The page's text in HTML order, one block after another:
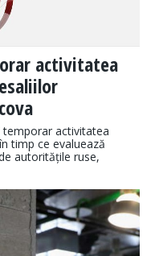
activitatea
temporar activitatea
timp ce evaluează
autoritățile ruse,